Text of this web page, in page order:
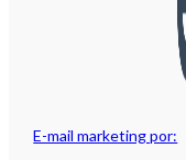
E-mail marketing por: